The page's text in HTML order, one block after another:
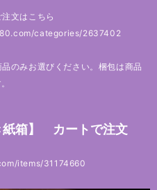
文はこちら
categories/2637402
のみお選びください。梱包は商品
紙箱】 カートで注文
items/31174660